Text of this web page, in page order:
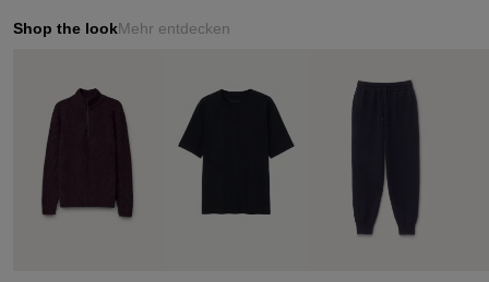
Shop the lookMehr entdecken